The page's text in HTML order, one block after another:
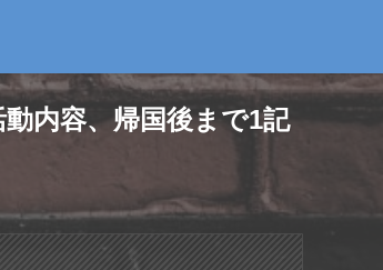
内容、帰国後まで1記